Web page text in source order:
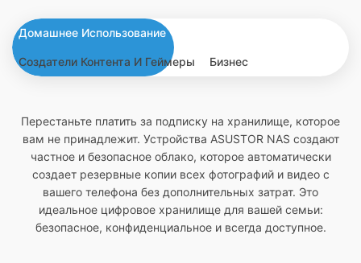
Домашнее Использование
Создатели Контента И Геймеры Бизнес
Перестаньте платить за подписку на хранилище, которое
вам не принадлежит. Устройства ASUSTOR NAS создают
частное и безопасное облако, которое автоматически
создает резервные копии всех фотографий и видео с
вашего телефона без дополнительных затрат. Это
идеальное цифровое хранилище для вашей семьи:
безопасное, конфиденциальное и всегда доступное.